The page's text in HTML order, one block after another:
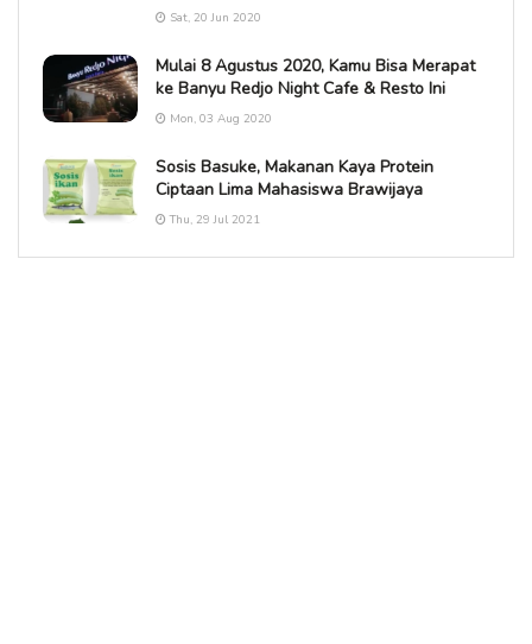
Sat, 20 Jun 2020
Mulai 8 Agustus 2020, Kamu Bisa Merapat
ke Banyu Redjo Night Cafe & Resto Ini
Mon, 03 Aug 2020
Sosis Basuke, Makanan Kaya Protein
Ciptaan Lima Mahasiswa Brawijaya
Thu, 29 Jul 2021